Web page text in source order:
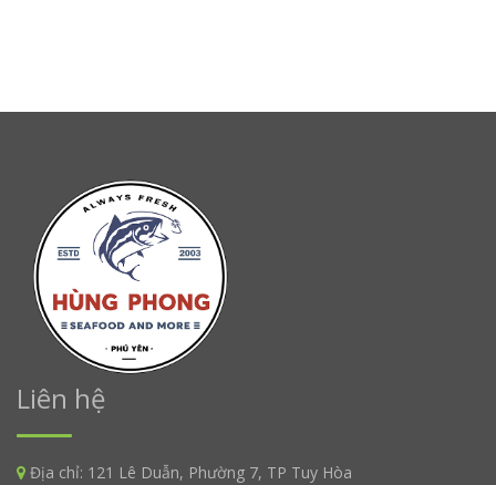
Liên hệ
Địa chỉ: 121 Lê Duẫn, Phường 7, TP Tuy Hòa